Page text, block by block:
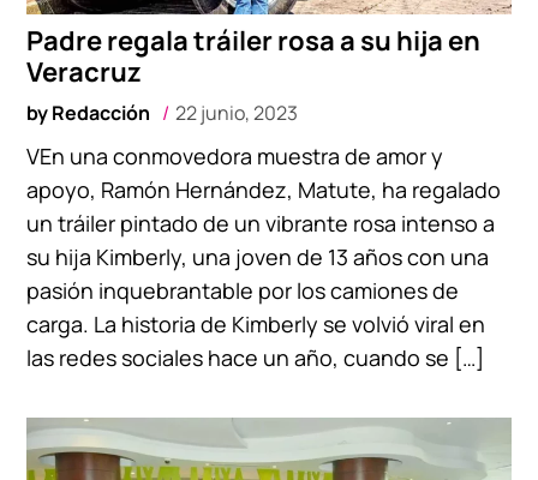
Padre regala tráiler rosa a su hija en
Veracruz
byRedacción 22 junio, 2023
VEn una conmovedora muestra de amor y
apoyo, Ramón Hernández, Matute, ha regalado
un tráiler pintado de un vibrante rosa intenso a
su hija Kimberly, una joven de 13 años con una
pasión inquebrantable por los camiones de
carga. La historia de Kimberly se volvió viral en
las redes sociales hace un año, cuando se […]